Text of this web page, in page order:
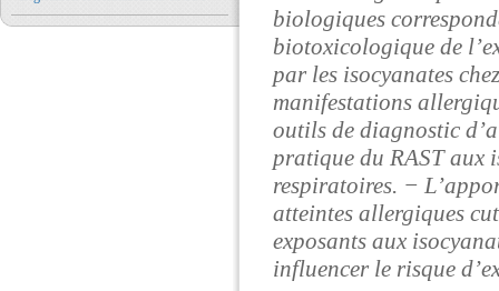
biologiques
biotoxicologique de
par les isocyanates
manifestations
outils de diagnostic
pratique du RAST aux
respiratoires. −
atteintes allergiques
exposants aux
influencer le risque